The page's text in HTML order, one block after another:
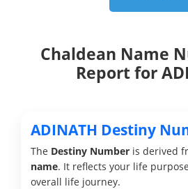
Chaldean Name
Report for
ADINATH Destiny
The Destiny Number is derived
name. It reflects your life
overall life journey.